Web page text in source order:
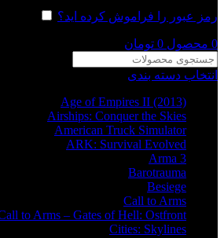
رمز عبور را فراموش کرده اید؟
0 محصول 0 تومان
انتخاب دسته بندی
Age of Empires II (2013)
Airships: Conquer the Skies
American Truck Simulator
ARK: Survival Evolved
Arma 3
Barotrauma
Besiege
Call to Arms
to Arms – Gates of Hell: Ostfront
Cities: Skylines